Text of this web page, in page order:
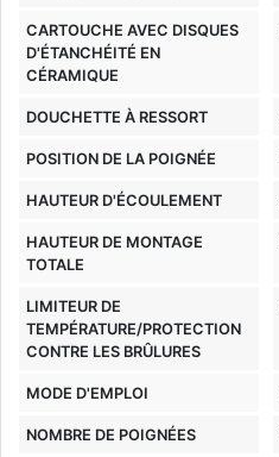
CARTOUCHE AVEC DISQUES
D'ÉTANCHÉITÉ EN
CÉRAMIQUE
DOUCHETTE À RESSORT
POSITION DE LA POIGNÉE
HAUTEUR D'ÉCOULEMENT
HAUTEUR DE MONTAGE
TOTALE
LIMITEUR DE
TEMPÉRATURE/PROTECTION
CONTRE LES BRÛLURES
MODE D'EMPLOI
NOMBRE DE POIGNÉES